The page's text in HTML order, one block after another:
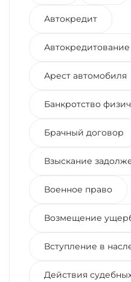
Автокредит
Арест автомобиля
Банкротство
Брачный договор
Взыскание
Военное право
Возмещение
Вступление в
Действия